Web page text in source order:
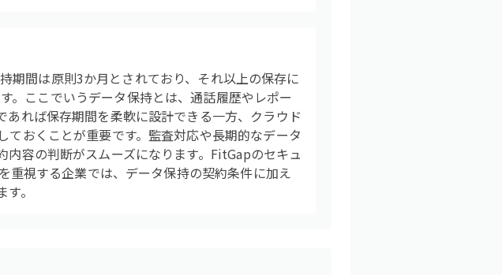
間は原則3か月とされており、それ以上の保存に
ここでいうデータ保持とは、通話履歴やレポー
れば保存期間を柔軟に設計できる一方、クラウド
おくことが重要です。監査対応や長期的なデータ
容の判断がスムーズになります。FitGapのセキュ
重視する企業では、データ保持の契約条件に加え
。